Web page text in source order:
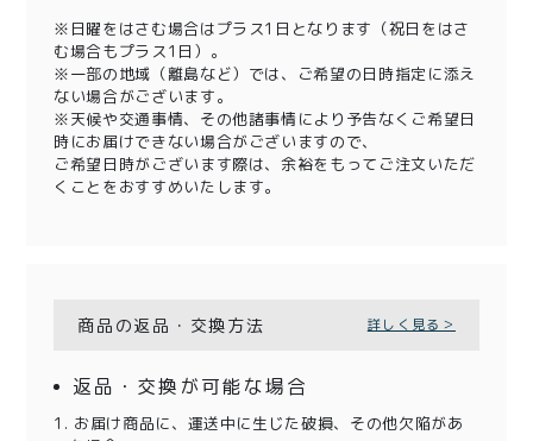
※日曜をはさむ場合はプラス1日となります（祝日をはさ
む場合もプラス1日）。
※一部の地域（離島など）では、ご希望の日時指定に添え
ない場合がございます。
※天候や交通事情、その他諸事情により予告なくご希望日
時にお届けできない場合がございますので、
ご希望日時がございます際は、余裕をもってご注文いただ
くことをおすすめいたします。
商品の返品・交換方法 詳しく見る＞
返品・交換が可能な場合
1. お届け商品に、運送中に生じた破損、その他欠陥があ